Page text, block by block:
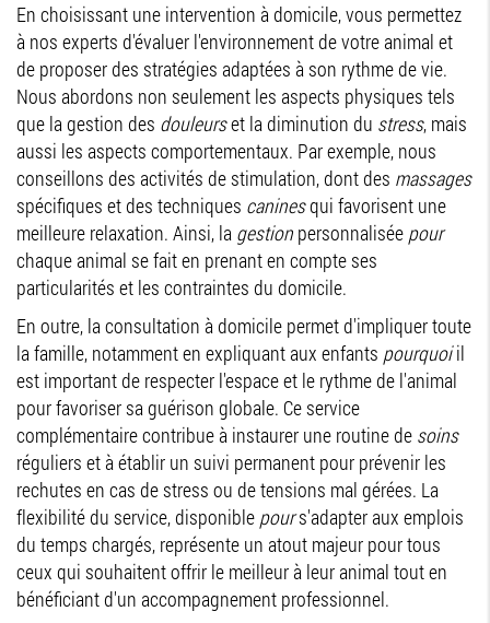
En choisissant une intervention à domicile, vous permettez
à nos experts d'évaluer l'environnement de votre animal et
de proposer des stratégies adaptées à son rythme de vie.
Nous abordons non seulement les aspects physiques tels
que la gestion des douleurset la diminution du stress, mais
aussi les aspects comportementaux. Par exemple, nous
conseillons des activités de stimulation, dont des massages
spécifiques et des techniques caninesqui favorisent une
meilleure relaxation. Ainsi, la gestion personnalisée pour
chaque animal se fait en prenant en compte ses
particularités et les contraintes du domicile.
En outre, la consultation à domicile permet d'impliquer toute
la famille, notamment en expliquant aux enfants pourquoiil
est important de respecter l'espace et le rythme de l'animal
pour favoriser sa guérison globale. Ce service
complémentaire contribue à instaurer une routine de soins
réguliers et à établir un suivi permanent pour prévenir les
rechutes en cas de stress ou de tensions mal gérées. La
flexibilité du service, disponible pours'adapter aux emplois
du temps chargés, représente un atout majeur pour tous
ceux qui souhaitent offrir le meilleur à leur animal tout en
bénéficiant d'un accompagnement professionnel.